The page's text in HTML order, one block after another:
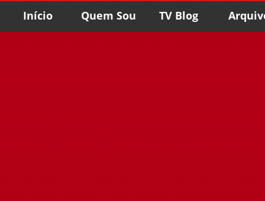
Início Quem Sou TV Blog